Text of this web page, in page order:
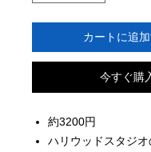
カートに追
今すぐ購
約3200円
ハリウッドスタジ